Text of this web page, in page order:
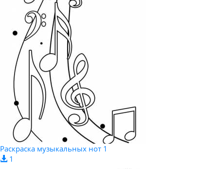
Раскраска музыкальных нот 1
1